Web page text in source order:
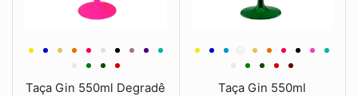
Taça Gin 550ml Degradê Taça Gin 550ml